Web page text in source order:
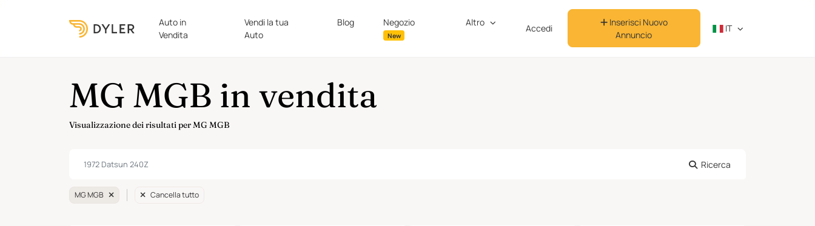
Auto in
Vendita
Vendi la tua
Auto
Blog Negozio
New
Altro
Accedi
Inserisci Nuovo
Annuncio
IT
MG MGB in vendita
Visualizzazione dei risultati per MG MGB
Ricerca
MG MGB Cancella tutto